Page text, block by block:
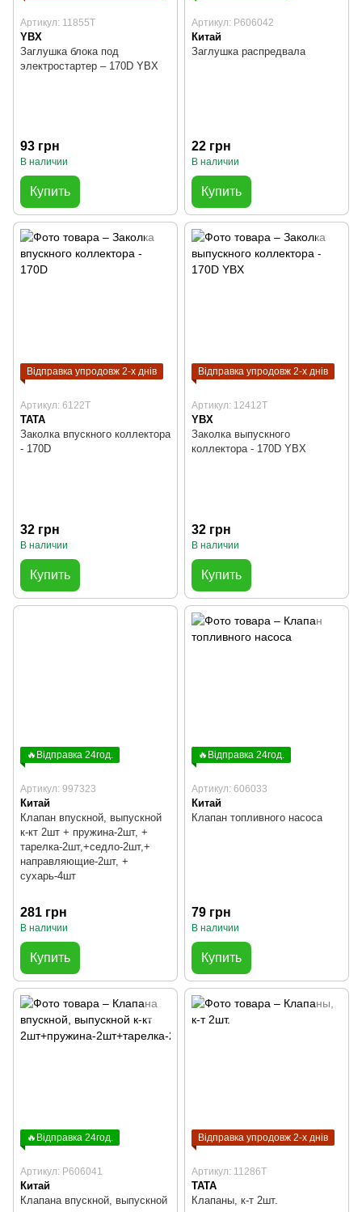
Артикул: 11855T
YBX
Заглушка блока под
электростартер – 170D YBX
93 грн
В наличии
Купить
Артикул: P606042
Китай
Заглушка распредвала
22 грн
В наличии
Купить
Відправка упродовж 2-х днів
Артикул: 6122T
TATA
Заколка впускного коллектора
- 170D
32 грн
В наличии
Купить
Відправка упродовж 2-х днів
Артикул: 12412T
YBX
Заколка выпускного
коллектора - 170D YBX
32 грн
В наличии
Купить
🔥Відправка 24год.
Артикул: 997323
Китай
Клапан впускной, выпускной
к-кт 2шт + пружина-2шт, +
тарелка-2шт,+седло-2шт,+
направляющие-2шт, +
сухарь-4шт
281 грн
В наличии
Купить
🔥Відправка 24год.
Артикул: 606033
Китай
Клапан топливного насоса
79 грн
В наличии
Купить
🔥Відправка 24год.
Артикул: P606041
Китай
Клапана впускной, выпускной
Відправка упродовж 2-х днів
Артикул: 11286T
TATA
Клапаны, к-т 2шт.